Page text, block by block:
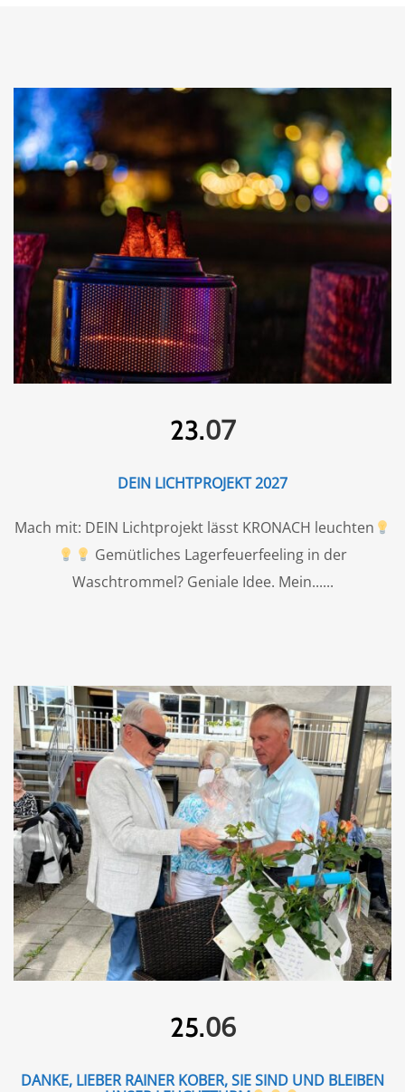
23.07
DEIN LICHTPROJEKT 2027
Mach mit: DEIN Lichtprojekt lässt KRONACH leuchten
Gemütliches Lagerfeuerfeeling in der
Waschtrommel? Geniale Idee. Mein...
25.06
DANKE, LIEBER RAINER KOBER, SIE SIND UND BLEIBEN